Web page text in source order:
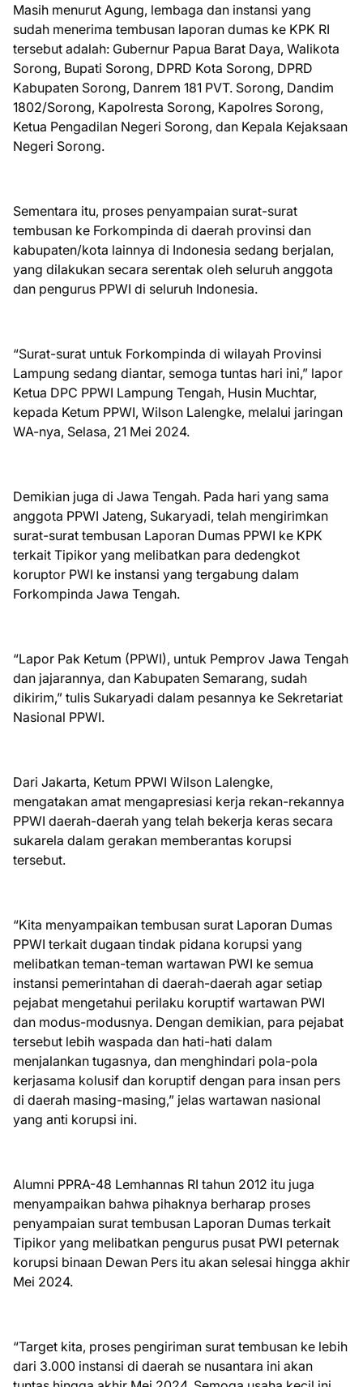
Masih menurut Agung, lembaga dan instansi yang
sudah menerima tembusan laporan dumas ke KPK RI
tersebut adalah: Gubernur Papua Barat Daya, Walikota
Sorong, Bupati Sorong, DPRD Kota Sorong, DPRD
Kabupaten Sorong, Danrem 181 PVT. Sorong, Dandim
1802/Sorong, Kapolresta Sorong, Kapolres Sorong,
Ketua Pengadilan Negeri Sorong, dan Kepala Kejaksaan
Negeri Sorong.
Sementara itu, proses penyampaian surat-surat
tembusan ke Forkompinda di daerah provinsi dan
kabupaten/kota lainnya di Indonesia sedang berjalan,
yang dilakukan secara serentak oleh seluruh anggota
dan pengurus PPWI di seluruh Indonesia.
“Surat-surat untuk Forkompinda di wilayah Provinsi
Lampung sedang diantar, semoga tuntas hari ini,” lapor
Ketua DPC PPWI Lampung Tengah, Husin Muchtar,
kepada Ketum PPWI, Wilson Lalengke, melalui jaringan
WA-nya, Selasa, 21 Mei 2024.
Demikian juga di Jawa Tengah. Pada hari yang sama
anggota PPWI Jateng, Sukaryadi, telah mengirimkan
surat-surat tembusan Laporan Dumas PPWI ke KPK
terkait Tipikor yang melibatkan para dedengkot
koruptor PWI ke instansi yang tergabung dalam
Forkompinda Jawa Tengah.
“Lapor Pak Ketum (PPWI), untuk Pemprov Jawa Tengah
dan jajarannya, dan Kabupaten Semarang, sudah
dikirim,” tulis Sukaryadi dalam pesannya ke Sekretariat
Nasional PPWI.
Dari Jakarta, Ketum PPWI Wilson Lalengke,
mengatakan amat mengapresiasi kerja rekan-rekannya
PPWI daerah-daerah yang telah bekerja keras secara
sukarela dalam gerakan memberantas korupsi
tersebut.
“Kita menyampaikan tembusan surat Laporan Dumas
PPWI terkait dugaan tindak pidana korupsi yang
melibatkan teman-teman wartawan PWI ke semua
instansi pemerintahan di daerah-daerah agar setiap
pejabat mengetahui perilaku koruptif wartawan PWI
dan modus-modusnya. Dengan demikian, para pejabat
tersebut lebih waspada dan hati-hati dalam
menjalankan tugasnya, dan menghindari pola-pola
kerjasama kolusif dan koruptif dengan para insan pers
di daerah masing-masing,” jelas wartawan nasional
yang anti korupsi ini.
Alumni PPRA-48 Lemhannas RI tahun 2012 itu juga
menyampaikan bahwa pihaknya berharap proses
penyampaian surat tembusan Laporan Dumas terkait
Tipikor yang melibatkan pengurus pusat PWI peternak
korupsi binaan Dewan Pers itu akan selesai hingga akhir
Mei 2024.
“Target kita, proses pengiriman surat tembusan ke lebih
dari 3.000 instansi di daerah se nusantara ini akan